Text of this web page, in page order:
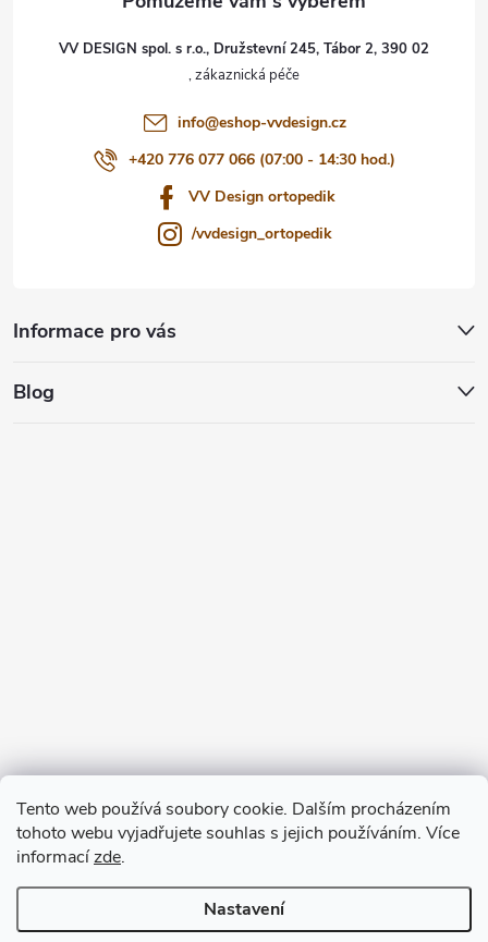
Tento web používá soubory cookie. Dalším procházením
tohoto webu vyjadřujete souhlas s jejich používáním. Více
informacízde.
Nastavení
VV DESIGN spol. s r.o., Družstevní 245, Tábor 2, 390 02
info@eshop-vvdesign.cz
+420 776 077 066 (07:00 - 14:30 hod.)
VV Design ortopedik
/vvdesign_ortopedik
Informace pro vás
Blog
Copyright 2026VV DESIGN. Všechna práva vyhrazena.Upravit